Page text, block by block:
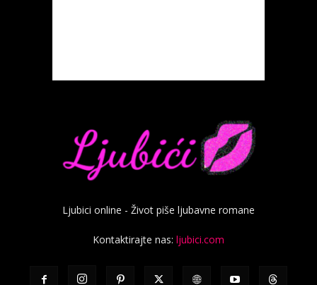
Ljubici online - Život piše ljubavne romane
Kontaktirajte nas: ljubici.com